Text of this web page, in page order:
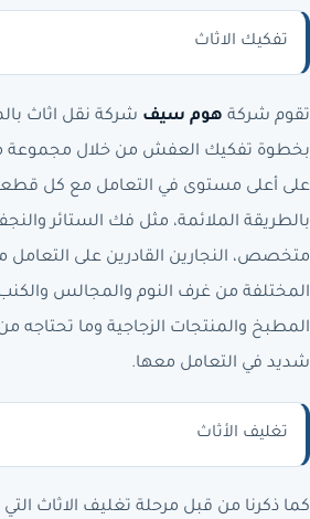
تفكيك الاثاث
تقوم شركة هوم سيف شركة نقل اثاث
بخطوة تفكيك العفش من خلال مجموعة
على أعلى مستوى في التعامل مع كل
بالطريقة الملائمة، مثل فك الستائر
متخصص، النجارين القادرين على التعامل
المختلفة من غرف النوم والمجالس والكنب
المطبخ والمنتجات الزجاجية وما تحتاجه
شديد في التعامل معها.
تغليف الأثاث
كما ذكرنا من قبل مرحلة تغليف الاثاث